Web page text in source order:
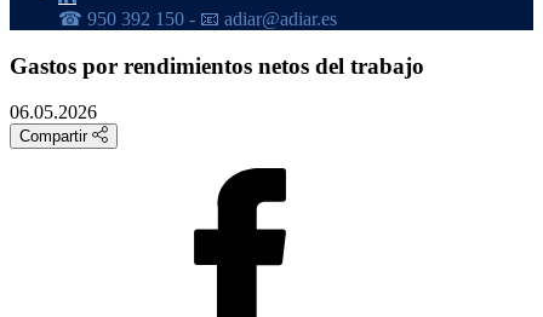
Gastos por rendimientos netos del trabajo
06.05.2026
Compartir